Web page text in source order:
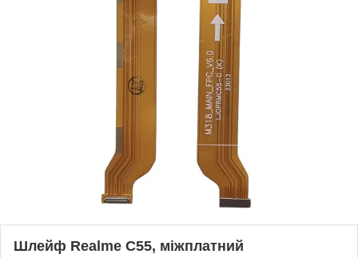
Шлейф Realme C55, міжплатний